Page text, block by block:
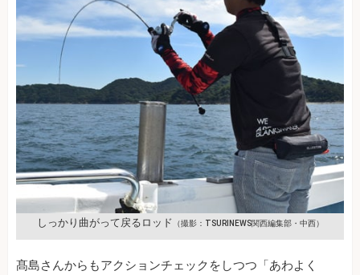
しっかり曲がって戻るロッド （撮影：TSURINEWS関西編集部・中西）
髙島さんからもアクションチェックをしつつ「あわよく